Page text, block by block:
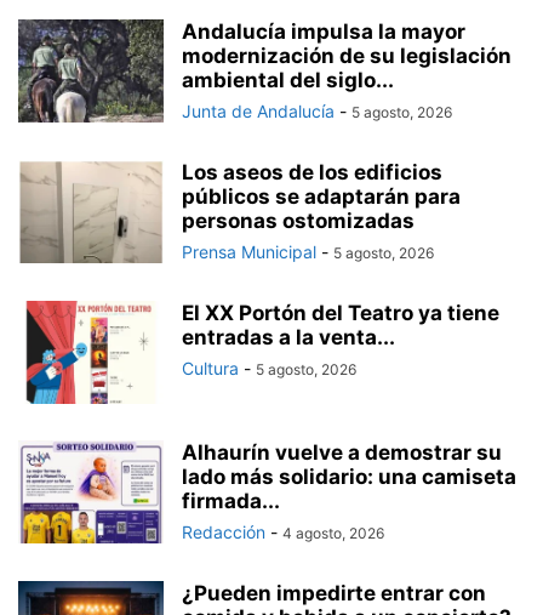
Andalucía impulsa la mayor
modernización de su legislación
ambiental del siglo...
Junta de Andalucía - 5 agosto, 2026
Los aseos de los edificios
públicos se adaptarán para
personas ostomizadas
Prensa Municipal - 5 agosto, 2026
El XX Portón del Teatro ya tiene
entradas a la venta...
Cultura - 5 agosto, 2026
Alhaurín vuelve a demostrar su
lado más solidario: una camiseta
firmada...
Redacción - 4 agosto, 2026
¿Pueden impedirte entrar con